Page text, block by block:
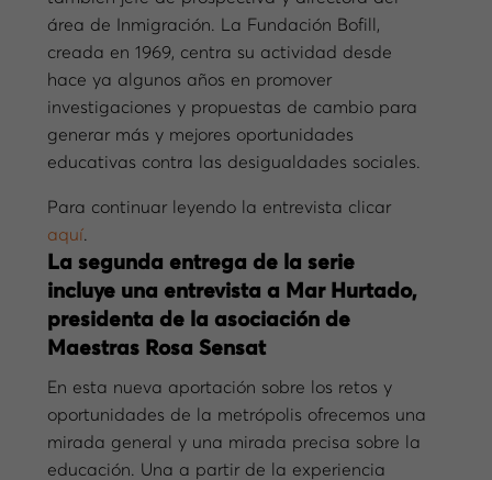
área de Inmigración. La Fundación Bofill,
creada en 1969, centra su actividad desde
hace ya algunos años en promover
investigaciones y propuestas de cambio para
generar más y mejores oportunidades
educativas contra las desigualdades sociales.
Para continuar leyendo la entrevista clicar
aquí
La segunda entrega de la serie
incluye una entrevista a Mar Hurtado,
presidenta de la asociación de
Maestras Rosa Sensat
En esta nueva aportación sobre los retos y
oportunidades de la metrópolis ofrecemos una
mirada general y una mirada precisa sobre la
educación. Una a partir de la experiencia